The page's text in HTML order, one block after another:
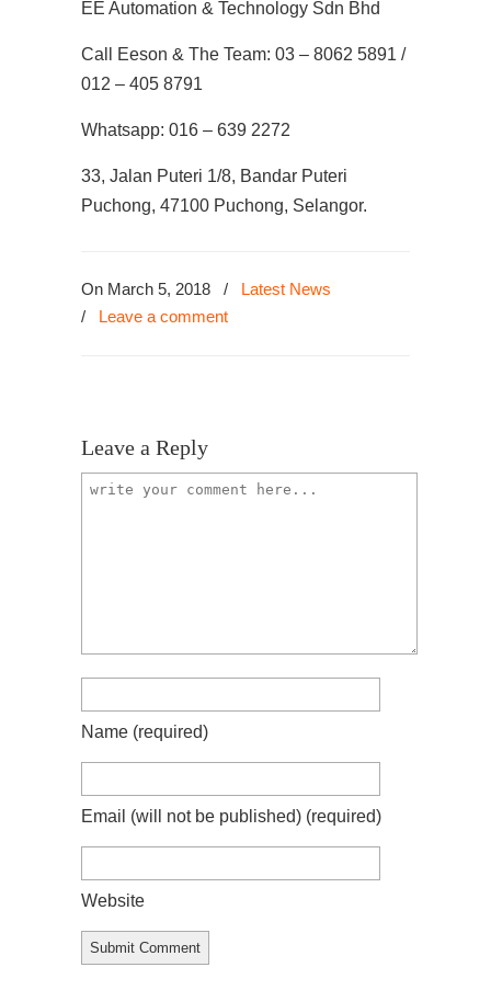
EE Automation & Technology Sdn Bhd
Call Eeson & The Team: 03 – 8062 5891 /
012 – 405 8791
Whatsapp: 016 – 639 2272
33, Jalan Puteri 1/8, Bandar Puteri
Puchong, 47100 Puchong, Selangor.
On March 5, 2018 /
Latest News
/ Leave a comment
Leave a Reply
Name (required)
Email (will not be published) (required)
Website